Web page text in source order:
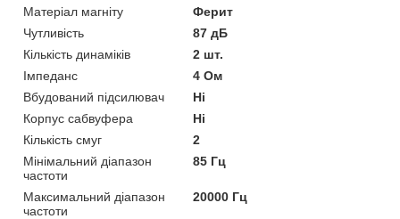
Матеріал магніту
Ферит
Чутливість
87 дБ
Кількість динаміків
2 шт.
Імпеданс
4 Ом
Вбудований підсилювач
Ні
Корпус сабвуфера
Ні
Кількість смуг
2
Мінімальний діапазон
частоти
85 Гц
Максимальний діапазон
частоти
20000 Гц